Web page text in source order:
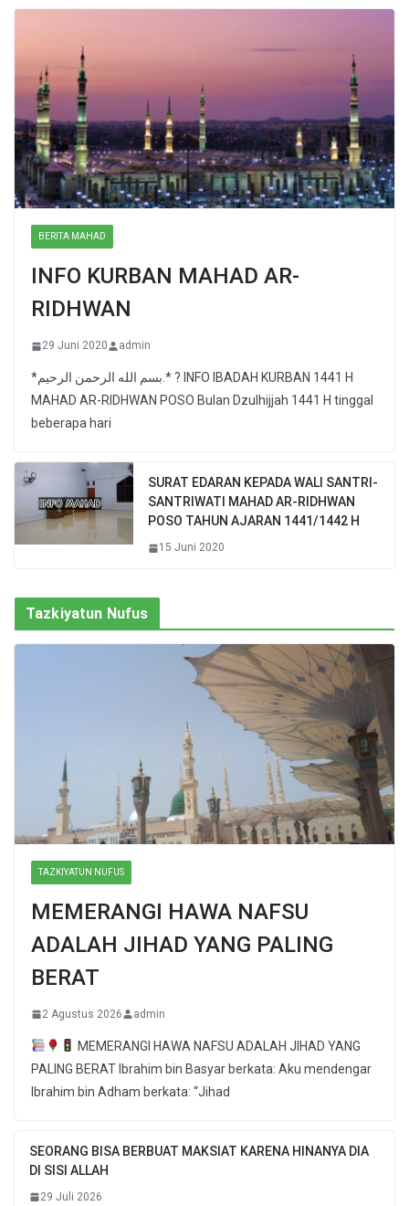
BERITA MAHAD
INFO KURBAN MAHAD AR-
RIDHWAN
29 Juni 2020 admin
*بسم الله الرحمن الرحيم.* ? INFO IBADAH KURBAN 1441 H
MAHAD AR-RIDHWAN POSO Bulan Dzulhijjah 1441 H tinggal
beberapa hari
SURAT EDARAN KEPADA WALI SANTRI-
SANTRIWATI MAHAD AR-RIDHWAN
POSO TAHUN AJARAN 1441/1442 H
15 Juni 2020
Tazkiyatun Nufus
TAZKIYATUN NUFUS
MEMERANGI HAWA NAFSU
ADALAH JIHAD YANG PALING
BERAT
2 Agustus 2026 admin
MEMERANGI HAWA NAFSU ADALAH JIHAD YANG
PALING BERAT Ibrahim bin Basyar berkata: Aku mendengar
Ibrahim bin Adham berkata: “Jihad
SEORANG BISA BERBUAT MAKSIAT KARENA HINANYA DIA
DI SISI ALLAH
29 Juli 2026